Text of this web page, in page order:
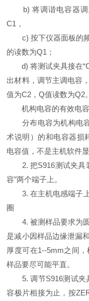
b) 将调谐电容器调
C1，
c) 按下仪器面板的频
的读数为Q1；
d) 将测试夹具接在
出材料，调节主调电容
值为C2，Q值读数为Q2。
机构电容的有效电容
分布电容为机构电容
术说明）的和电容器损
电容值，不是主机软件
2. 把S916测试夹具
容”两个端子上。
3. 在主机电感端子上
圈
4. 被测样品要求为圆
是减小因样品边缘泄漏
厚度可在1--5mm之间
样品要尽可能平直。
5. 调节S916测试夹
容极片相接为止，按